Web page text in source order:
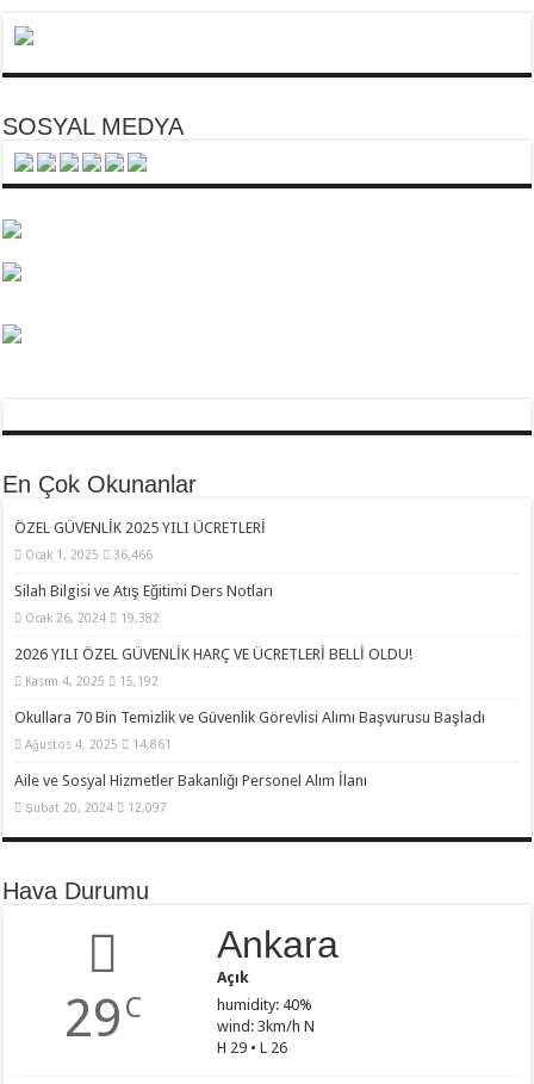
SOSYAL MEDYA
En Çok Okunanlar
ÖZEL GÜVENLİK 2025 YILI ÜCRETLERİ
Ocak 1, 2025 36,466
Silah Bilgisi ve Atış Eğitimi Ders Notları
Ocak 26, 2024 19,382
2026 YILI ÖZEL GÜVENLİK HARÇ VE ÜCRETLERİ BELLİ OLDU!
Kasım 4, 2025 15,192
Okullara 70 Bin Temizlik ve Güvenlik Görevlisi Alımı Başvurusu Başladı
Ağustos 4, 2025 14,861
Aile ve Sosyal Hizmetler Bakanlığı Personel Alım İlanı
Şubat 20, 2024 12,097
Hava Durumu
29 C
Ankara
Açık
humidity: 40%
wind: 3km/h N
H 29 • L 26